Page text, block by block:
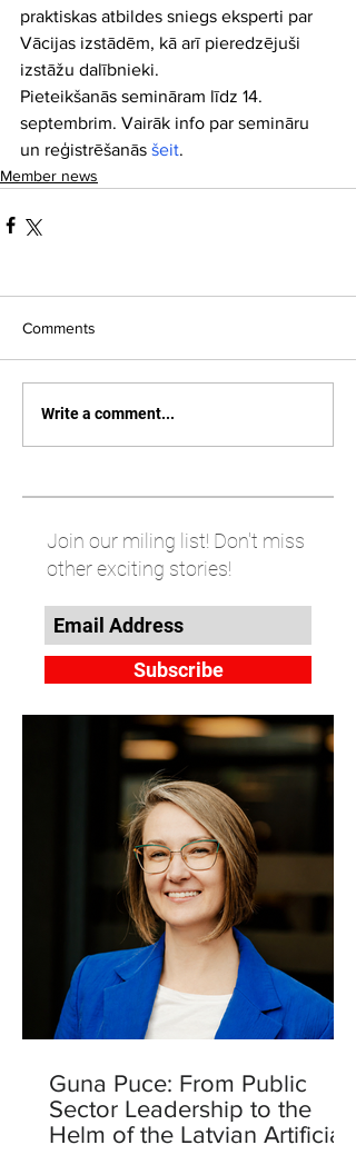
praktiskas atbildes sniegs eksperti par
Vācijas izstādēm, kā arī pieredzējuši
izstāžu dalībnieki.
Pieteikšanās semināram līdz 14.
septembrim. Vairāk info par semināru
un reģistrēšanās šeit.
Member news
Comments
Write a comment...
Join our miling list! Don't miss
other exciting stories!
Subscribe
Guna Puce: From Public
Sector Leadership to the
Helm of the Latvian Artificial